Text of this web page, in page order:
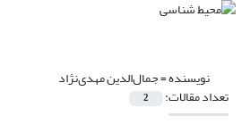
نویسنده =جمال‌الدین مهدی‌نژاد
تعداد مقالات: 2